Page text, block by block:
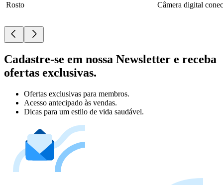
Rosto
Câmera digital
Cadastre-se em nossa Newsletter e receba
ofertas exclusivas.
Ofertas exclusivas para membros.
Acesso antecipado às vendas.
Dicas para um estilo de vida saudável.